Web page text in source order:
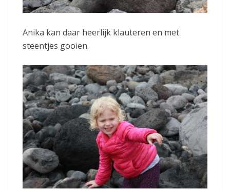
Anika kan daar heerlijk klauteren en met
steentjes gooien.